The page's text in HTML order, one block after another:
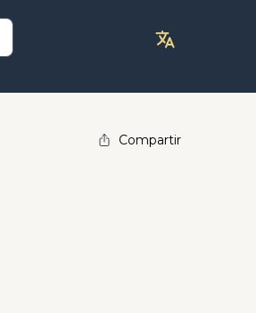
Compartir